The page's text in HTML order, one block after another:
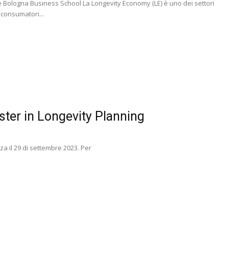
Business School La Longevity Economy (LE) è uno dei settori
in Longevity Planning
il 29 di settembre 2023. Per